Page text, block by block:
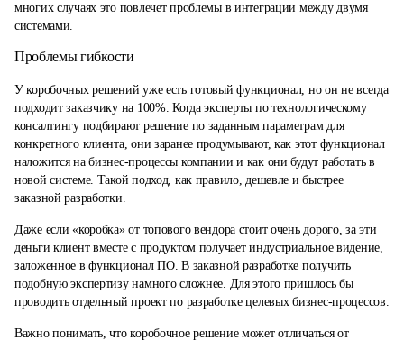
многих случаях это повлечет проблемы в интеграции между двумя
системами.
Проблемы гибкости
У коробочных решений уже есть готовый функционал, но он не всегда
подходит заказчику на 100%. Когда эксперты по технологическому
консалтингу подбирают решение по заданным параметрам для
конкретного клиента, они заранее продумывают, как этот функционал
наложится на бизнес-процессы компании и как они будут работать в
новой системе. Такой подход, как правило, дешевле и быстрее
заказной разработки.
Даже если «коробка» от топового вендора стоит очень дорого, за эти
деньги клиент вместе с продуктом получает индустриальное видение,
заложенное в функционал ПО. В заказной разработке получить
подобную экспертизу намного сложнее. Для этого пришлось бы
проводить отдельный проект по разработке целевых бизнес-процессов.
Важно понимать, что коробочное решение может отличаться от